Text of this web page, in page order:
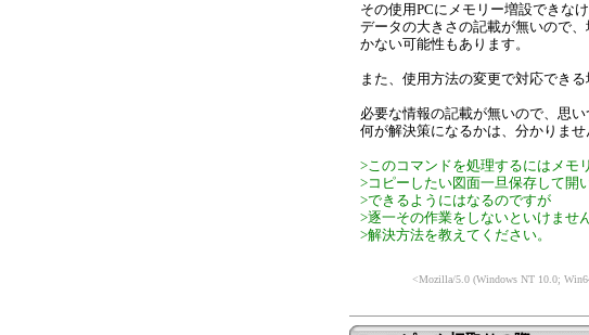
その使用PCにメモリー増設できな
データの大きさの記載が無いので
かない可能性もあります。
また、使用方法の変更で対応できる
必要な情報の記載が無いので、思い
何が解決策になるかは、分かりませ
>このコマンドを処理するにはメモ
>コピーしたい図面一旦保存して開
>できるようにはなるのですが
>逐一その作業をしないといけません
>解決方法を教えてください。
<Mozilla/5.0 (Windows NT 10.0;